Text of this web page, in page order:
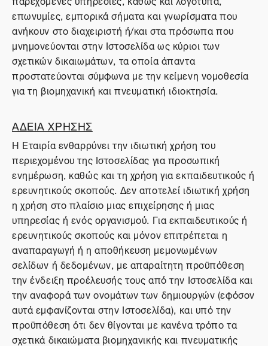
επωνυμίες, εμπορικά σήματα και γνωρίσματα που
ανήκουν στο διαχειριστή ή/και στα πρόσωπα που
μνημονεύονται στην Ιστοσελίδα ως κύριοι των
σχετικών δικαιωμάτων, τα οποία άπαντα
προστατεύονται σύμφωνα με την κείμενη νομοθεσία
για τη βιομηχανική και πνευματική ιδιοκτησία.
ΑΔΕΙΑ ΧΡΗΣΗΣ
Η Εταιρία ενθαρρύνει την ιδιωτική χρήση του
περιεχομένου της Ιστοσελίδας για προσωπική
ενημέρωση, καθώς και τη χρήση για εκπαιδευτικούς ή
ερευνητικούς σκοπούς. Δεν αποτελεί ιδιωτική χρήση
η χρήση στο πλαίσιο μιας επιχείρησης ή μιας
υπηρεσίας ή ενός οργανισμού. Για εκπαιδευτικούς ή
ερευνητικούς σκοπούς και μόνον επιτρέπεται η
αναπαραγωγή ή η αποθήκευση μεμονωμένων
σελίδων ή δεδομένων, με απαραίτητη προϋπόθεση
την ένδειξη προέλευσής τους από την Ιστοσελίδα και
την αναφορά των ονομάτων των δημιουργών (εφόσον
αυτά εμφανίζονται στην Ιστοσελίδα), και υπό την
προϋπόθεση ότι δεν θίγονται με κανένα τρόπο τα
σχετικά δικαιώματα βιομηχανικής και πνευματικής